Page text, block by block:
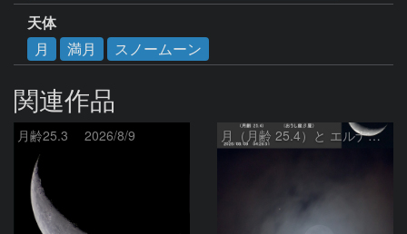
天体
月
満月 スノームーン
関連作品
月齢25.3 2026/8/9 月（月齢 25.4）と エルナト（おうし座β星）